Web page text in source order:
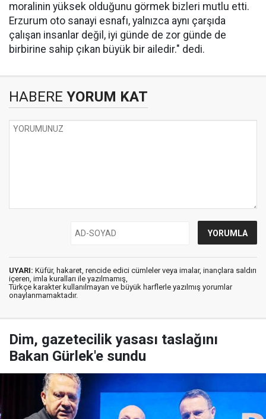
moralinin yüksek olduğunu görmek bizleri mutlu etti.
Erzurum oto sanayi esnafı, yalnızca aynı çarşıda
çalışan insanlar değil, iyi günde de zor günde de
birbirine sahip çıkan büyük bir ailedir." dedi.
HABERE YORUM KAT
UYARI: Küfür, hakaret, rencide edici cümleler veya imalar, inançlara saldırı
içeren, imla kuralları ile yazılmamış,
Türkçe karakter kullanılmayan ve büyük harflerle yazılmış yorumlar
onaylanmamaktadır.
Dim, gazetecilik yasası taslağını
Bakan Gürlek'e sundu